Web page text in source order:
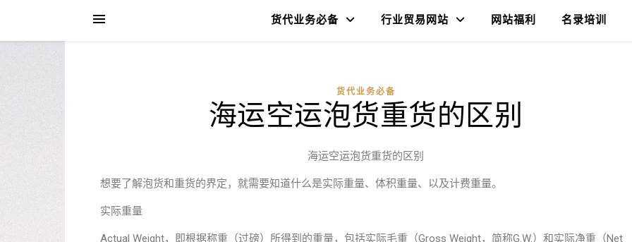
货代业务必备 行业贸易网站 网站福利 名录培训
货代业务必备
海运空运泡货重货的区别
海运空运泡货重货的区别
想要了解泡货和重货的界定，就需要知道什么是实际重量、体积重量、以及计费重量。
实际重量
Actual Weight，即根据称重（过磅）所得到的重量，包括实际毛重（Gross Weight，简称G.W.）和实际净重（Net